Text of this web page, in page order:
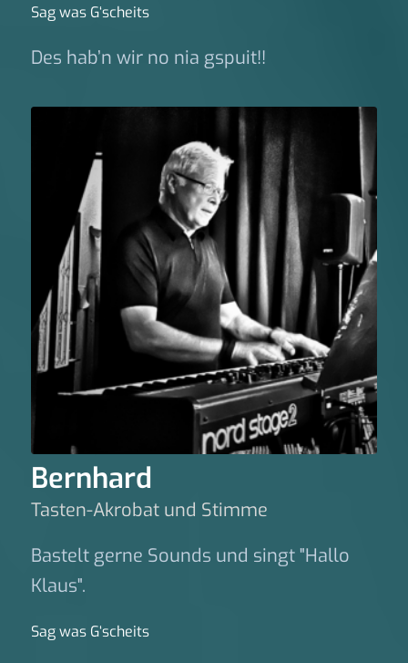
Sag was G‘scheits
Des hab’n wir no nia gspuit!!
Bernhard
Tasten-Akrobat und Stimme
Bastelt gerne Sounds und singt "Hallo
Klaus".
Sag was G‘scheits